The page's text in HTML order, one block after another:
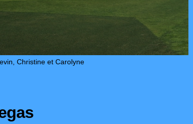
Christine et Carolyne